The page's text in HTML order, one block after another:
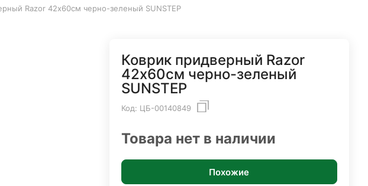
Razor 42х60см черно-зеленый SUNSTEP
Коврик придверный Razor
42х60см черно-зеленый
SUNSTEP
Код: ЦБ-00140849
Товара нет в наличии
Похожие